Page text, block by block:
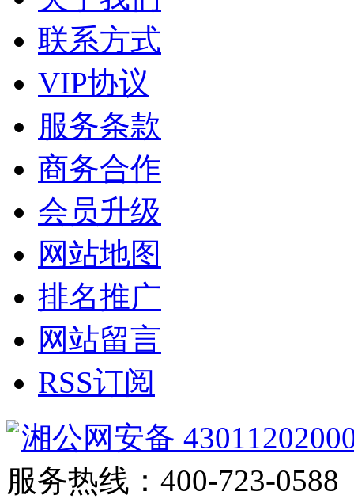
联系方式
VIP协议
服务条款
商务合作
会员升级
网站地图
排名推广
网站留言
RSS订阅
湘公网安备
服务热线：400-723-0588